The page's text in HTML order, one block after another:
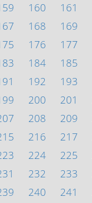
160 161
168 169
176 177
184 185
192 193
200 201
208 209
216 217
224 225
232 233
240 241